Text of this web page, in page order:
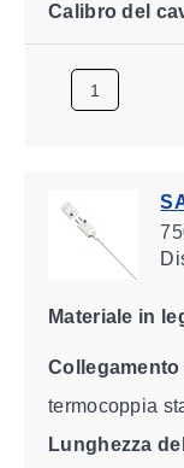
Calibro del
Materiale in
termocoppia
Lunghezza